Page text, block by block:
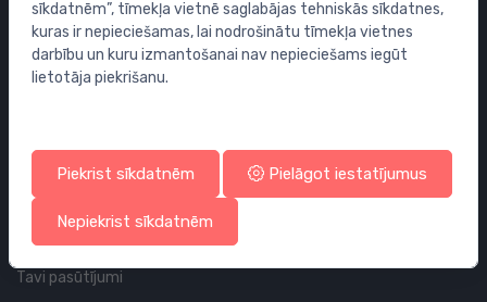
Mēbeles
Rāmji un skalošanas sistēmas
Sifoni
Cauruļvadi un Veidgabali
Profila un piegādes informācija
Tavs konts
Tavi pasūtījumi
sīkdatnēm”, tīmekļa vietnē saglabājas tehniskās sīkdatnes,
kuras ir nepieciešamas, lai nodrošinātu tīmekļa vietnes
darbību un kuru izmantošanai nav nepieciešams iegūt
lietotāja piekrišanu.
Piekrist sīkdatnēm Pielāgot iestatījumus
Nepiekrist sīkdatnēm